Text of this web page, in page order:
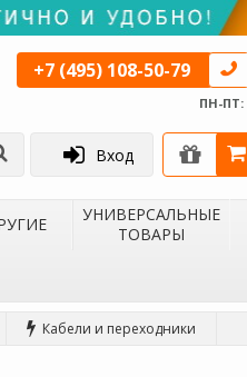
+7 (495) 108-50-79
ПН-ПТ:
Вход
УНИВЕРСАЛЬНЫЕ
ТОВАРЫ
Кабели и переходники